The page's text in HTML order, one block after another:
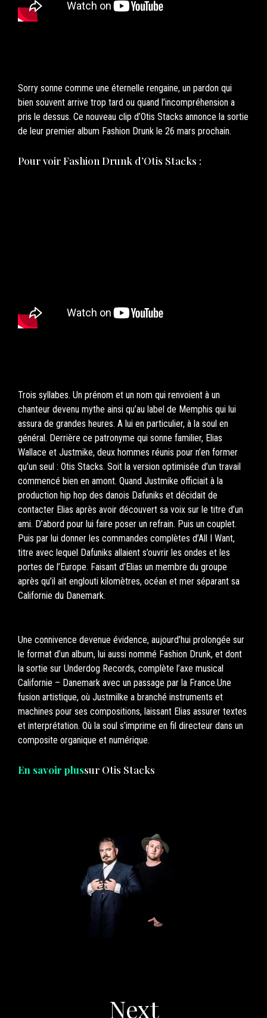
Sorry sonne comme une éternelle rengaine, un pardon qui
bien souvent arrive trop tard ou quand l’incompréhension a
pris le dessus. Ce nouveau clip d’Otis Stacks annonce la sortie
de leur premier album Fashion Drunk le 26 mars prochain.
Pour voir Fashion Drunk d’Otis Stacks :
Trois syllabes. Un prénom et un nom qui renvoient à un
chanteur devenu mythe ainsi qu’au label de Memphis qui lui
assura de grandes heures. A lui en particulier, à la soul en
général. Derrière ce patronyme qui sonne familier, Elias
Wallace et Justmike, deux hommes réunis pour n’en former
qu’un seul : Otis Stacks. Soit la version optimisée d’un travail
commencé bien en amont. Quand Justmike officiait à la
production hip hop des danois Dafuniks et décidait de
contacter Elias après avoir découvert sa voix sur le titre d’un
ami. D’abord pour lui faire poser un refrain. Puis un couplet.
Puis par lui donner les commandes complètes d’All I Want,
titre avec lequel Dafuniks allaient s’ouvrir les ondes et les
portes de l’Europe. Faisant d’Elias un membre du groupe
après qu’il ait englouti kilomètres, océan et mer séparant sa
Californie du Danemark.
Une connivence devenue évidence, aujourd’hui prolongée sur
le format d’un album, lui aussi nommé Fashion Drunk, et dont
la sortie sur Underdog Records, complète l’axe musical
Californie – Danemark avec un passage par la France.Une
fusion artistique, où Justmilke a branché instruments et
machines pour ses compositions, laissant Elias assurer textes
et interprétation. Où la soul s’imprime en fil directeur dans un
composite organique et numérique.
En savoir plussur Otis Stacks
Next